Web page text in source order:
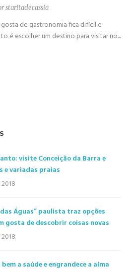
staritadecassia
de gastronomia fica difícil e
é escolher um destino para visitar no...
visite Conceição da Barra e
e variadas praias
Águas” paulista traz opções
gosta de descobrir coisas novas
a saúde e engrandece a alma